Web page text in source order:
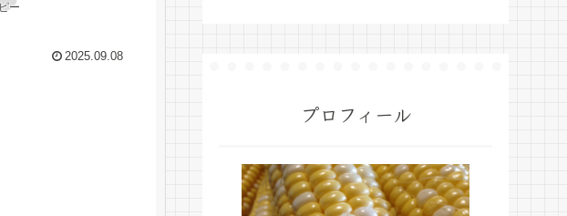
ー
2025.09.08
プロフィール